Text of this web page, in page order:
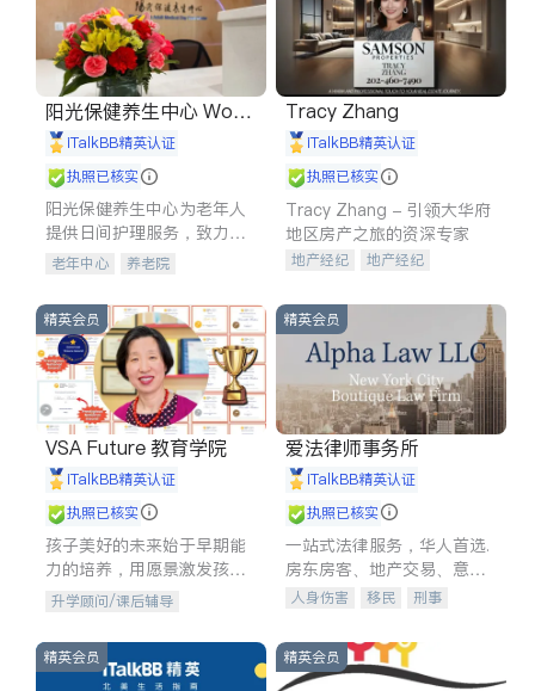
阳光保健养生中心 World
shine
iTalkBB精英认证
执照已核实
阳光保健养生中心为老年人
提供日间护理服务，致力于
通过持续的护理创新来有效
老年中心 养老院
Tracy Zhang
iTalkBB精英认证
执照已核实
Tracy Zhang - 引领大华府
地区房产之旅的资深专家
地产经纪
地产经纪
商铺租售
精英会员
VSA Future 教育学院
iTalkBB精英认证
执照已核实
孩子美好的未来始于早期能
力的培养，用愿景激发孩子
的学习潜力和动力。理念：
拥有成长型心态是成功的基
石。
升学顾问/课后辅导
精英会员
爱法律师事务所
iTalkBB精英认证
执照已核实
一站式法律服务，华人首选.
房东房客、地产交易、意外
伤害、车祸重伤、商业诉
建筑合同、刑事案件全包办
人身伤害 移民
刑事
信托/遗嘱
商业
索赔
律师-其它 保释
精英会员 精英会员